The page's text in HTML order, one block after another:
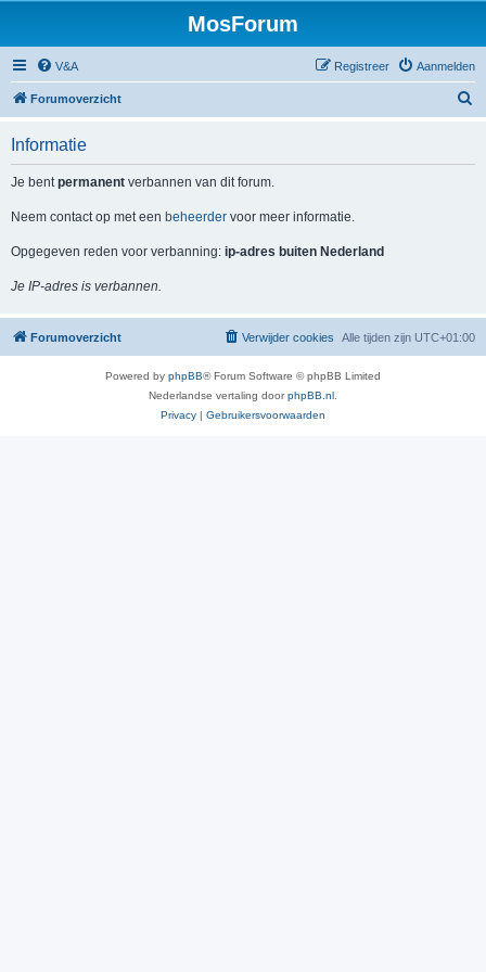
MosForum
V&A Aanmelden
Registreer
Forumoverzicht
Informatie
Je bentpermanent verbannen van dit forum.
Neem contact op met een beheerder voor meer informatie.
Opgegeven reden voor verbanning: ip-adres buiten Nederland
Je IP-adres is verbannen.
Forumoverzicht Alle tijden zijn UTC+01:00
Verwijder cookies
Powered by phpBB® Forum Software © phpBB Limited
Nederlandse vertaling doorphpBB.nl
Privacy | Gebruikersvoorwaarden